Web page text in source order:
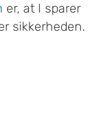
er, at I sparer
sikkerheden.